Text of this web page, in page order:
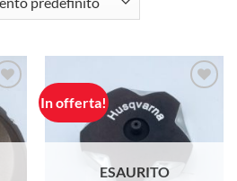
In offerta!
Aggiungi
alla lista
desideri
ESAURITO